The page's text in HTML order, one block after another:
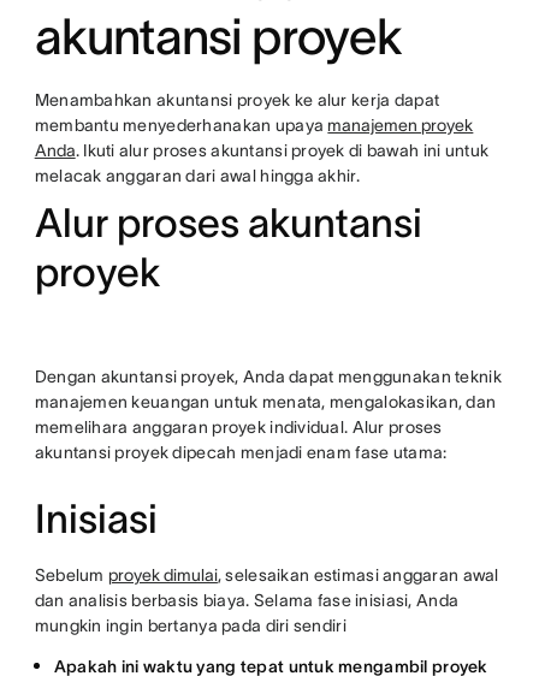
akuntansi proyek
Menambahkan akuntansi proyek ke alur kerja dapat
membantu menyederhanakan upaya manajemen proyek
Anda. Ikuti alur proses akuntansi proyek di bawah ini untuk
melacak anggaran dari awal hingga akhir.
Alur proses akuntansi
proyek
Dengan akuntansi proyek, Anda dapat menggunakan teknik
manajemen keuangan untuk menata, mengalokasikan, dan
memelihara anggaran proyek individual. Alur proses
akuntansi proyek dipecah menjadi enam fase utama:
Inisiasi
Sebelum proyek dimulai, selesaikan estimasi anggaran awal
dan analisis berbasis biaya. Selama fase inisiasi, Anda
mungkin ingin bertanya pada diri sendiri
Apakah ini waktu yang tepat untuk mengambil proyek